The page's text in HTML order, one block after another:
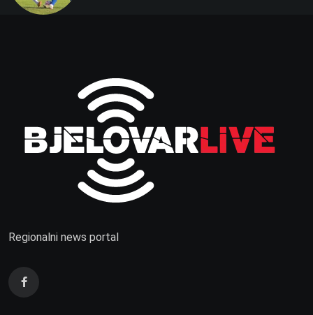
Regionalni news portal